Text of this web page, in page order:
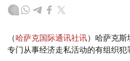
（哈萨克国际通讯社讯）哈萨克
专门从事经济走私活动的有组织犯